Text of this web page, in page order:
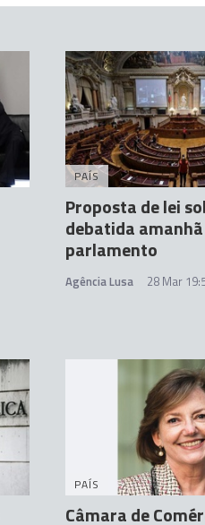
PAÍS
Proposta de lei
debatida
parlamento
Agência Lusa 28 Mar
PAÍS
Câmara de